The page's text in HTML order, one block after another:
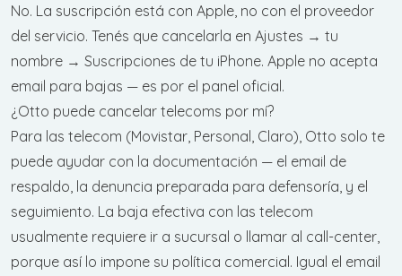
No. La suscripción está con Apple, no con el proveedor
del servicio. Tenés que cancelarla en Ajustes → tu
nombre → Suscripciones de tu iPhone. Apple no acepta
email para bajas — es por el panel oficial.
¿Otto puede cancelar telecoms por mí?
Para las telecom (Movistar, Personal, Claro), Otto solo te
puede ayudar con la documentación — el email de
respaldo, la denuncia preparada para defensoría, y el
seguimiento. La baja efectiva con las telecom
usualmente requiere ir a sucursal o llamar al call-center,
porque así lo impone su política comercial. Igual el email